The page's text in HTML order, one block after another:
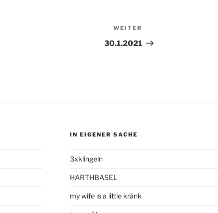
Beitrag
WEITER
30.1.2021
IN EIGENER SACHE
3xklingeln
HARTHBASEL
my wife is a little kränk